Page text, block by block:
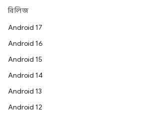
রিলিজ
Android 17
Android 16
Android 15
Android 14
Android 13
Android 12